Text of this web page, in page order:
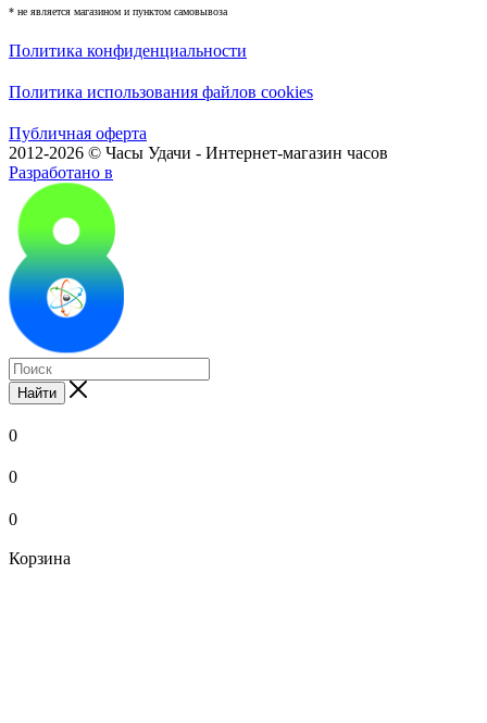
* не является магазином и пунктом самовывоза
Политика конфиденциальности
Политика использования файлов cookies
Публичная оферта
2012-2026 © Часы Удачи - Интернет-магазин часов
Разработано в
Найти
0
0
0
Корзина